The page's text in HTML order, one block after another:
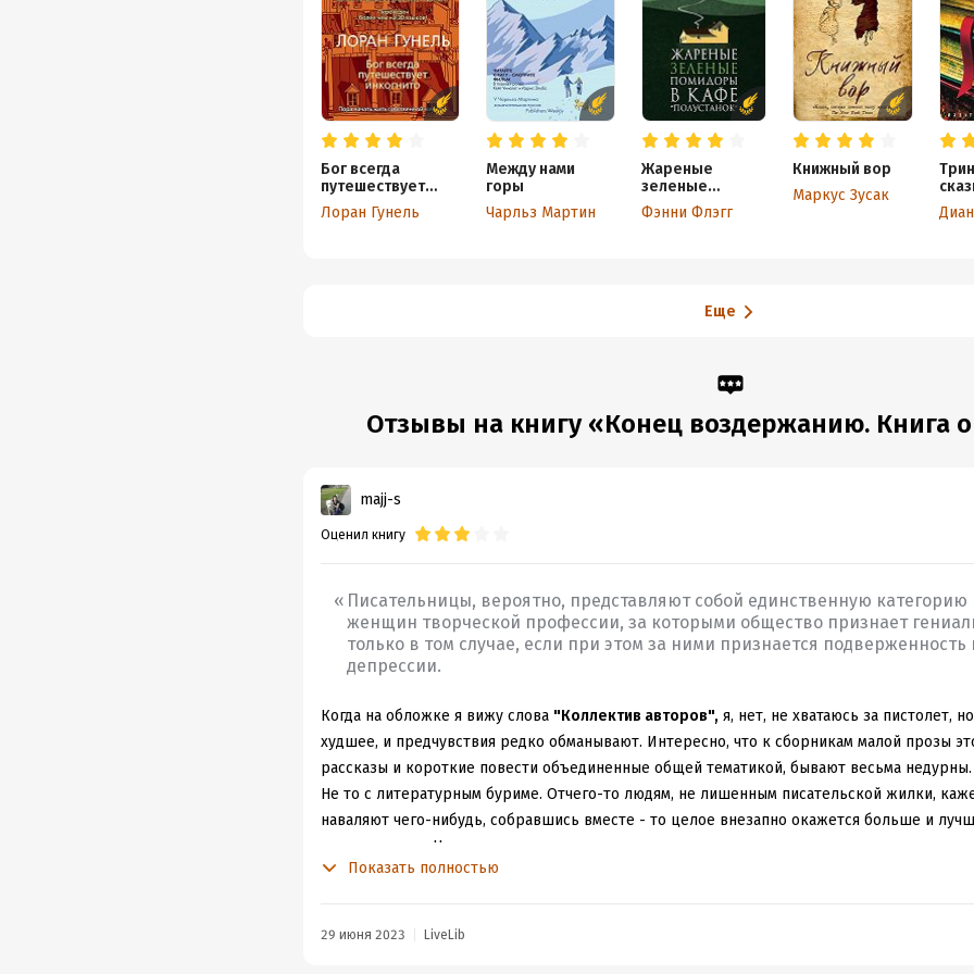
Бог всегда
путешествует
инкогнито
Лоран Гунель
Между нами
горы
Чарльз Мартин
Жареные
зеленые
помидоры в
кафе
Фэнни Флэгг
Книжный вор
Маркус Зусак
Еще
Отзывы на книгу «Конец воздержанию. Книга о
majj-s
Оценил книгу
Писательницы, вероятно, представляют собой единственную
женщин творческой профессии, за которыми общество признает
только в том случае, если при этом за ними признается подверженность
депрессии.
Когда на обложке я вижу слова "Коллектив авторов", я, нет, не хватаюсь за пистолет,
худшее, и предчувствия редко обманывают. Интересно, что к сборникам малой прозы
рассказы и короткие повести объединенные общей тематикой, бывают весьма недурны.
Не то с литературным буриме. Отчего-то людям, не лишенным писательской жилки,
наваляют чего-нибудь, собравшись вместе - то целое внезапно окажется больше и
составляющих. Но нет, соавторство штука пострашнее напалма, очень редко кому
мощные самобытные таланты (за редкими исключениями, которые в мировой
"Конец воздержанию!"
несчастный пример такого самообмана одиннадцати интересных
Показать полностью
29 июня 2023 LiveLib